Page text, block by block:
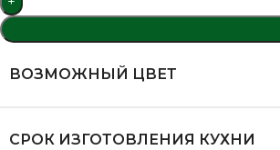
ВОЗМОЖНЫЙ ЦВЕТ
СРОК ИЗГОТОВЛЕНИЯ КУХНИ